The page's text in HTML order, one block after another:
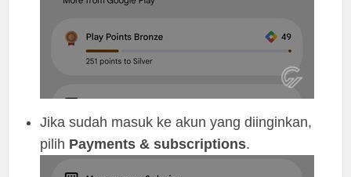
Jika sudah masuk ke akun yang diinginkan,
pilih Payments & subscriptions.